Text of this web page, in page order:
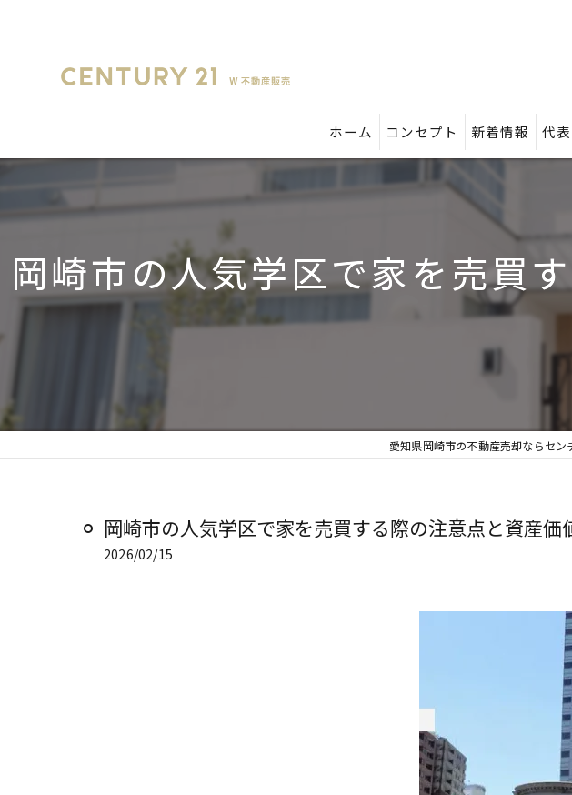
ホーム コンセプト 新着情報 代
岡崎市の人気学区で家を売買
愛知県岡崎市の不動産売却ならセ
岡崎市の人気学区で家を売買する際の注意点と資産価
2026/02/15